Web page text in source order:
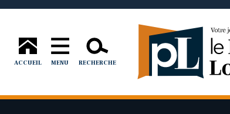
ACCUEIL MENU RECHERCHE